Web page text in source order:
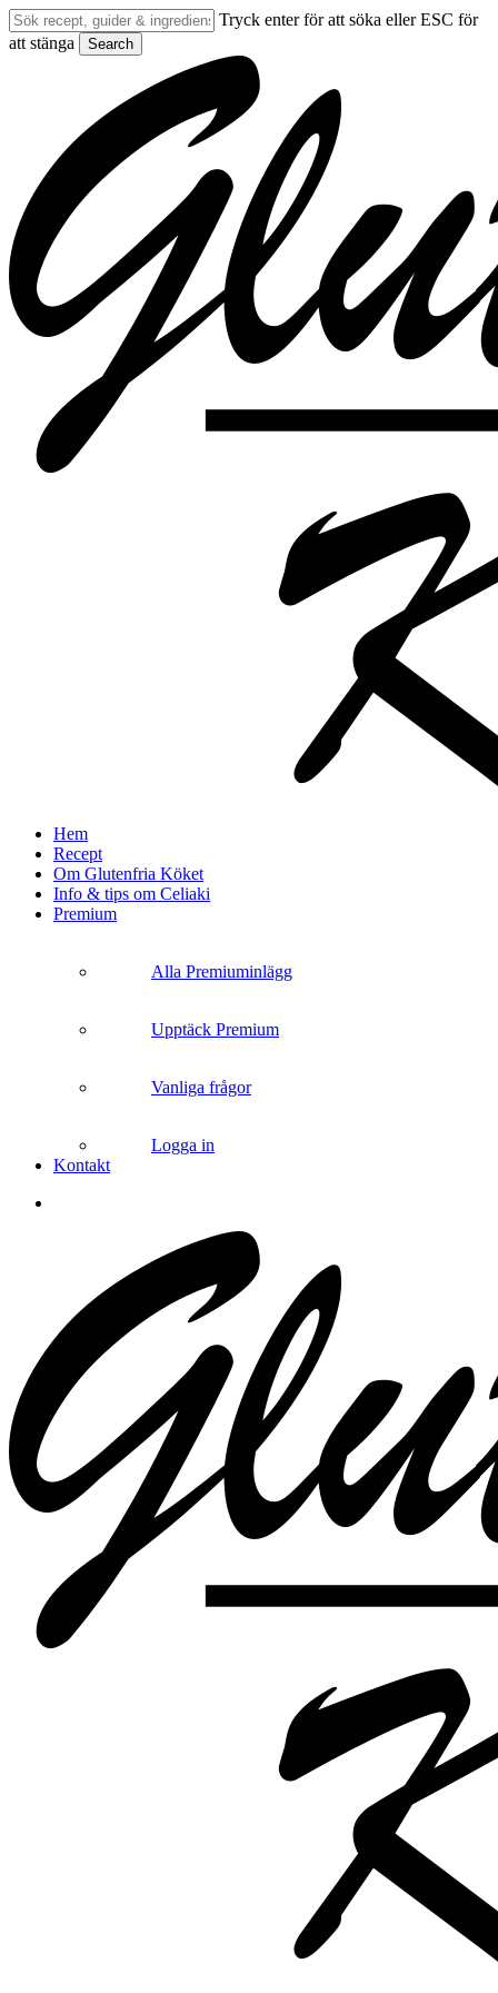
Skip
to
Tryck enter för att söka eller ESC för
att stänga
Search
search
Menu
Hem
Recept
Om Glutenfria Köket
Info & tips om Celiaki
Premium
Alla Premiuminlägg
Upptäck Premium
Vanliga frågor
Logga in
Kontakt